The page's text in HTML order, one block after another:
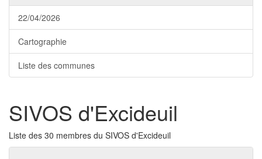
22/04/2026
Cartographie
Liste des communes
SIVOS d'Excideuil
Liste des 30 membres du SIVOS d'Excideuil